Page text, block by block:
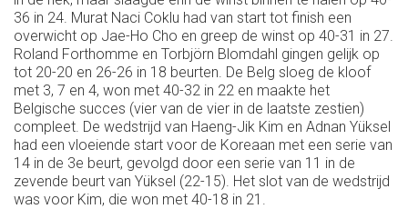
36 in 24. Murat Naci Coklu had van start tot finish een
overwicht op Jae-Ho Cho en greep de winst op 40-31 in 27.
Roland Forthomme en Torbjörn Blomdahl gingen gelijk op
tot 20-20 en 26-26 in 18 beurten. De Belg sloeg de kloof
met 3, 7 en 4, won met 40-32 in 22 en maakte het
Belgische succes (vier van de vier in de laatste zestien)
compleet. De wedstrijd van Haeng-Jik Kim en Adnan Yüksel
had een vloeiende start voor de Koreaan met een serie van
14 in de 3e beurt, gevolgd door een serie van 11 in de
zevende beurt van Yüksel (22-15). Het slot van de wedstrijd
was voor Kim, die won met 40-18 in 21.